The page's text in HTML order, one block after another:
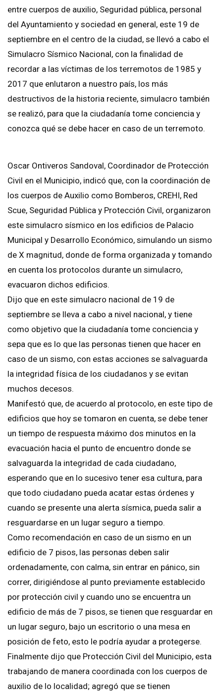
entre cuerpos de auxilio, Seguridad pública, personal
del Ayuntamiento y sociedad en general, este 19 de
septiembre en el centro de la ciudad, se llevó a cabo el
Simulacro Sísmico Nacional, con la finalidad de
recordar a las víctimas de los terremotos de 1985 y
2017 que enlutaron a nuestro país, los más
destructivos de la historia reciente, simulacro también
se realizó, para que la ciudadanía tome conciencia y
conozca qué se debe hacer en caso de un terremoto.
Oscar Ontiveros Sandoval, Coordinador de Protección
Civil en el Municipio, indicó que, con la coordinación de
los cuerpos de Auxilio como Bomberos, CREHI, Red
Scue, Seguridad Pública y Protección Civil, organizaron
este simulacro sísmico en los edificios de Palacio
Municipal y Desarrollo Económico, simulando un sismo
de X magnitud, donde de forma organizada y tomando
en cuenta los protocolos durante un simulacro,
evacuaron dichos edificios.
Dijo que en este simulacro nacional de 19 de
septiembre se lleva a cabo a nivel nacional, y tiene
como objetivo que la ciudadanía tome conciencia y
sepa que es lo que las personas tienen que hacer en
caso de un sismo, con estas acciones se salvaguarda
la integridad física de los ciudadanos y se evitan
muchos decesos.
Manifestó que, de acuerdo al protocolo, en este tipo de
edificios que hoy se tomaron en cuenta, se debe tener
un tiempo de respuesta máximo dos minutos en la
evacuación hacia el punto de encuentro donde se
salvaguarda la integridad de cada ciudadano,
esperando que en lo sucesivo tener esa cultura, para
que todo ciudadano pueda acatar estas órdenes y
cuando se presente una alerta sísmica, pueda salir a
resguardarse en un lugar seguro a tiempo.
Como recomendación en caso de un sismo en un
edificio de 7 pisos, las personas deben salir
ordenadamente, con calma, sin entrar en pánico, sin
correr, dirigiéndose al punto previamente establecido
por protección civil y cuando uno se encuentra un
edificio de más de 7 pisos, se tienen que resguardar en
un lugar seguro, bajo un escritorio o una mesa en
posición de feto, esto le podría ayudar a protegerse.
Finalmente dijo que Protección Civil del Municipio, esta
trabajando de manera coordinada con los cuerpos de
auxilio de lo localidad; agregó que se tienen